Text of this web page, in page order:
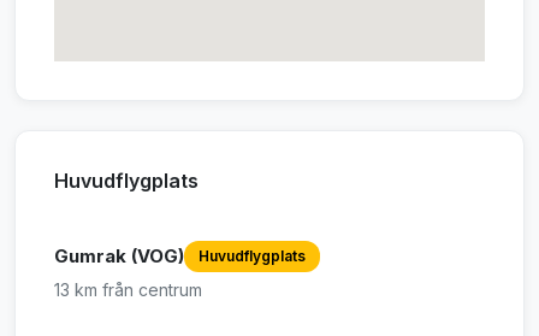
Huvudflygplats
Gumrak (VOG) Huvudflygplats
13 km från centrum